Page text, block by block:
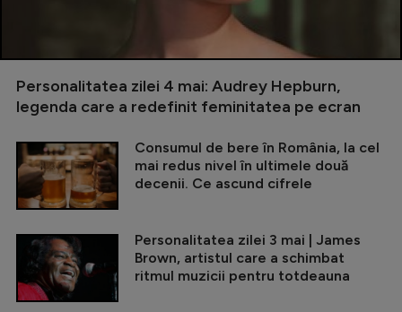
Personalitatea zilei 4 mai: Audrey Hepburn,
legenda care a redefinit feminitatea pe ecran
Consumul de bere în România, la cel
mai redus nivel în ultimele două
decenii. Ce ascund cifrele
Personalitatea zilei 3 mai | James
Brown, artistul care a schimbat
ritmul muzicii pentru totdeauna